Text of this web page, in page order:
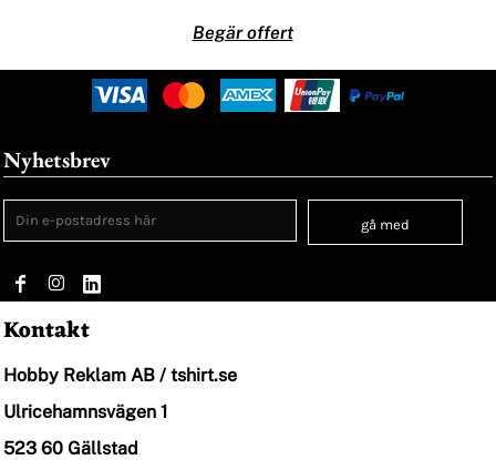
Begär offert
Nyhetsbrev
gå med
Kontakt
Hobby Reklam AB / tshirt.se
Ulricehamnsvägen 1
523 60 Gällstad